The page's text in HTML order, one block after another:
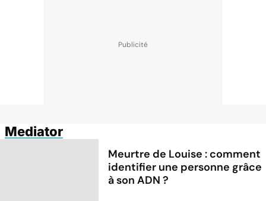
Mediator
Meurtre de Louise : comment
identifier une personne grâce
à son ADN ?